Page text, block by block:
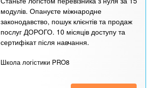
модулів. Опануєте міжнародне
законодавство, пошук клієнтів та продаж
послуг ДОРОГО. 10 місяців доступу та
сертифікат після навчання.
Школа логістики PRO8